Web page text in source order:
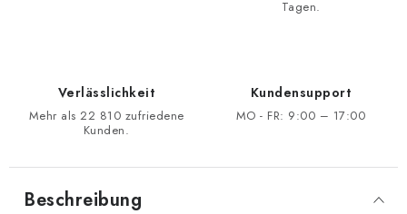
Tagen.
Verlässlichkeit
Mehr als 22 810 zufriedene
Kunden.
Kundensupport
MO - FR: 9:00 – 17:00
Beschreibung